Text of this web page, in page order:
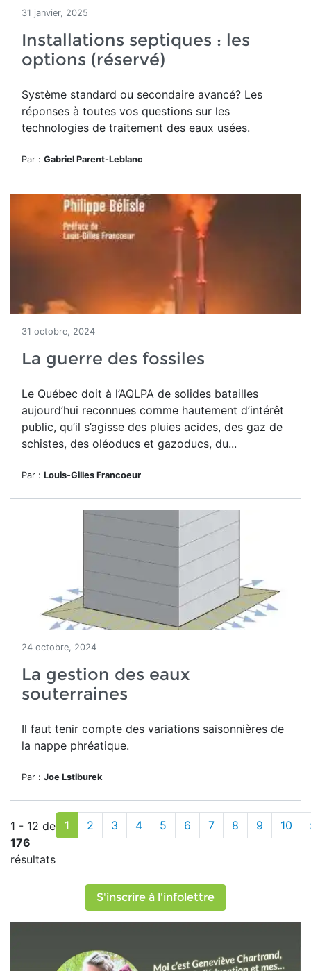
31 janvier, 2025
Installations septiques : les
options (réservé)
Système standard ou secondaire avancé? Les
réponses à toutes vos questions sur les
technologies de traitement des eaux usées.
Par : Gabriel Parent-Leblanc
31 octobre, 2024
La guerre des fossiles
Le Québec doit à l’AQLPA de solides batailles
aujourd’hui reconnues comme hautement d’intérêt
public, qu’il s’agisse des pluies acides, des gaz de
schistes, des oléoducs et gazoducs, du...
Par : Louis-Gilles Francoeur
24 octobre, 2024
La gestion des eaux
souterraines
Il faut tenir compte des variations saisonnières de
la nappe phréatique.
Par : Joe Lstiburek
1 - 12 de
176
résultats
1 2 3 4 5 6 7 8 9 10
S'inscrire à l'infolettre